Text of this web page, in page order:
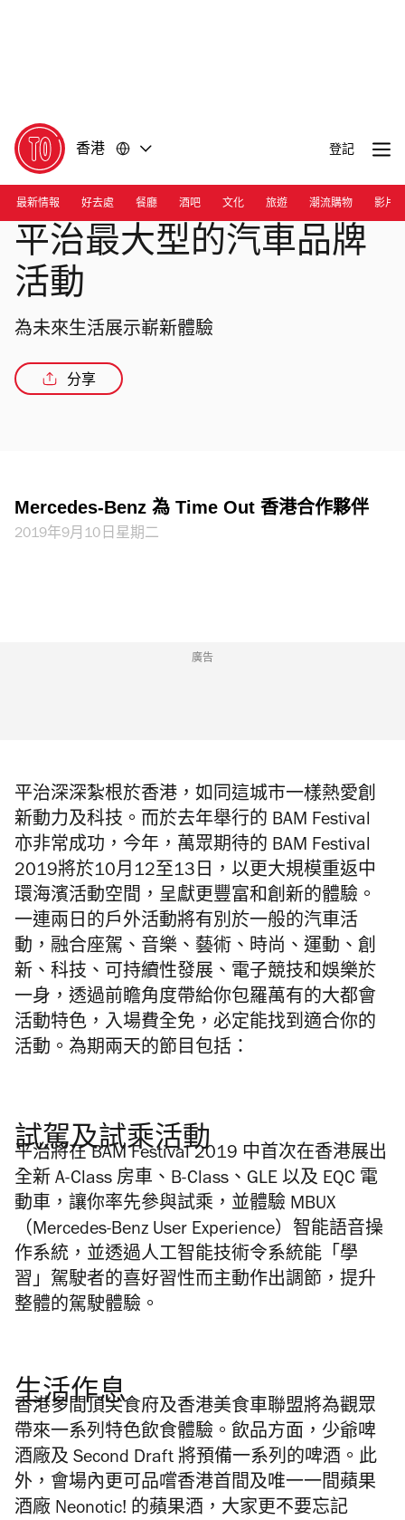
香港 登記
最新情報 好去處 餐廳 酒吧 文化 旅遊 潮流購物 影片
平治最大型的汽車品牌
活動
為未來生活展示嶄新體驗
分享
Mercedes-Benz 為 Time Out 香港合作夥伴
2019年9月10日星期二
廣告
平治深深紮根於香港，如同這城市一樣熱愛創
新動力及科技。而於去年舉行的 BAM Festival
亦非常成功，今年，萬眾期待的 BAM Festival
2019將於10月12至13日，以更大規模重返中
環海濱活動空間，呈獻更豐富和創新的體驗。
一連兩日的戶外活動將有別於一般的汽車活
動，融合座駕、音樂、藝術、時尚、運動、創
新、科技、可持續性發展、電子競技和娛樂於
一身，透過前瞻角度帶給你包羅萬有的大都會
活動特色，入場費全免，必定能找到適合你的
活動。為期兩天的節目包括：
試駕及試乘活動
平治將在 BAM Festival 2019 中首次在香港展出
全新 A-Class 房車、 B-Class 、 GLE 以及 EQC 電
動車，讓你率先參與試乘，並體驗 MBUX
（Mercedes-Benz User Experience）智能語音操
作系統，並透過人工智能技術令系統能「學
習」駕駛者的喜好習性而主動作出調節，提升
整體的駕駛體驗。
生活作息
香港多間頂尖食府及香港美食車聯盟將為觀眾
帶來一系列特色飲食體驗。飲品方面，少爺啤
酒廠及 Second Draft 將預備一系列的啤酒。此
外，會場內更可品嚐香港首間及唯一一間蘋果
酒廠 Neonotic! 的蘋果酒，大家更不要忘記